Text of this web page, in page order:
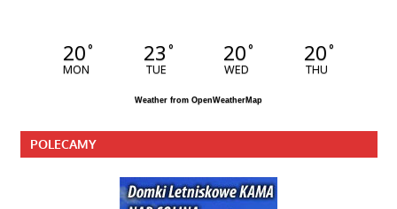
20°
MON
23 °
TUE
20°
WED
20°
THU
Weather from OpenWeatherMap
POLECAMY